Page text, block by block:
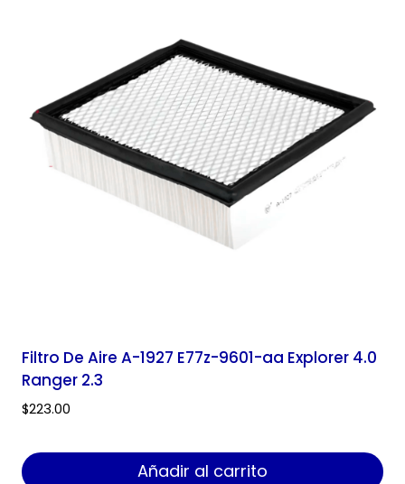
Filtro De Aire A-1927 E77z-9601-aa Explorer 4.0
Ranger 2.3
$223.00
Añadir al carrito